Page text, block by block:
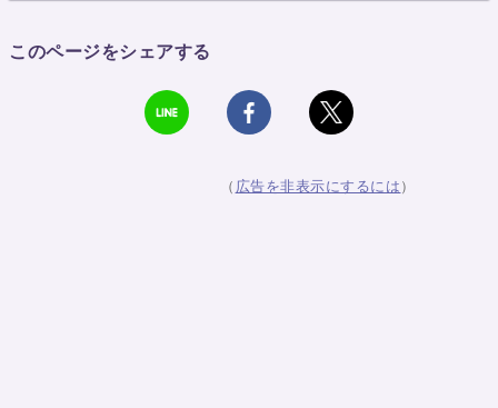
このページをシェアする
（ 広告を非表示にするには ）